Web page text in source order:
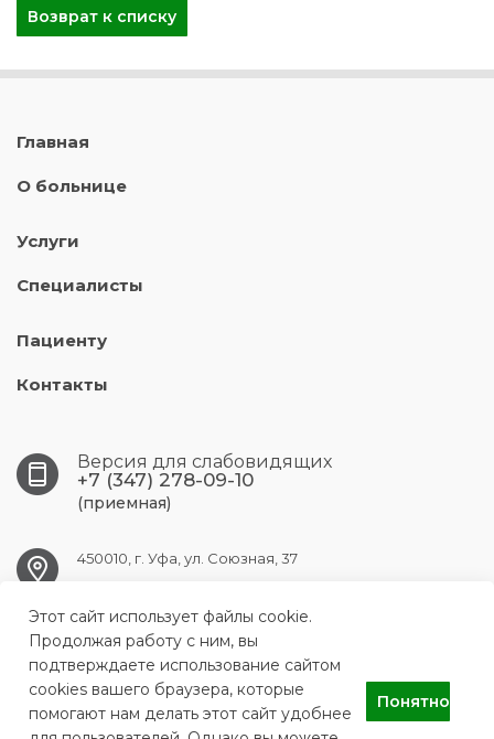
Возврат к списку
Главная
О больнице
Услуги
Специалисты
Пациенту
Контакты
Версия для слабовидящих
+7 (347) 278-09-10
(приемная)
450010, г. Уфа, ул. Союзная, 37
UFA.RKVD1@doctorrb.ru
ГБУЗ Республиканский кожно-венерологический диспансер
Этот сайт использует файлы cookie.
Продолжая работу с ним, вы
подтверждаете использование сайтом
cookies вашего браузера, которые
помогают нам делать этот сайт удобнее
Понятно